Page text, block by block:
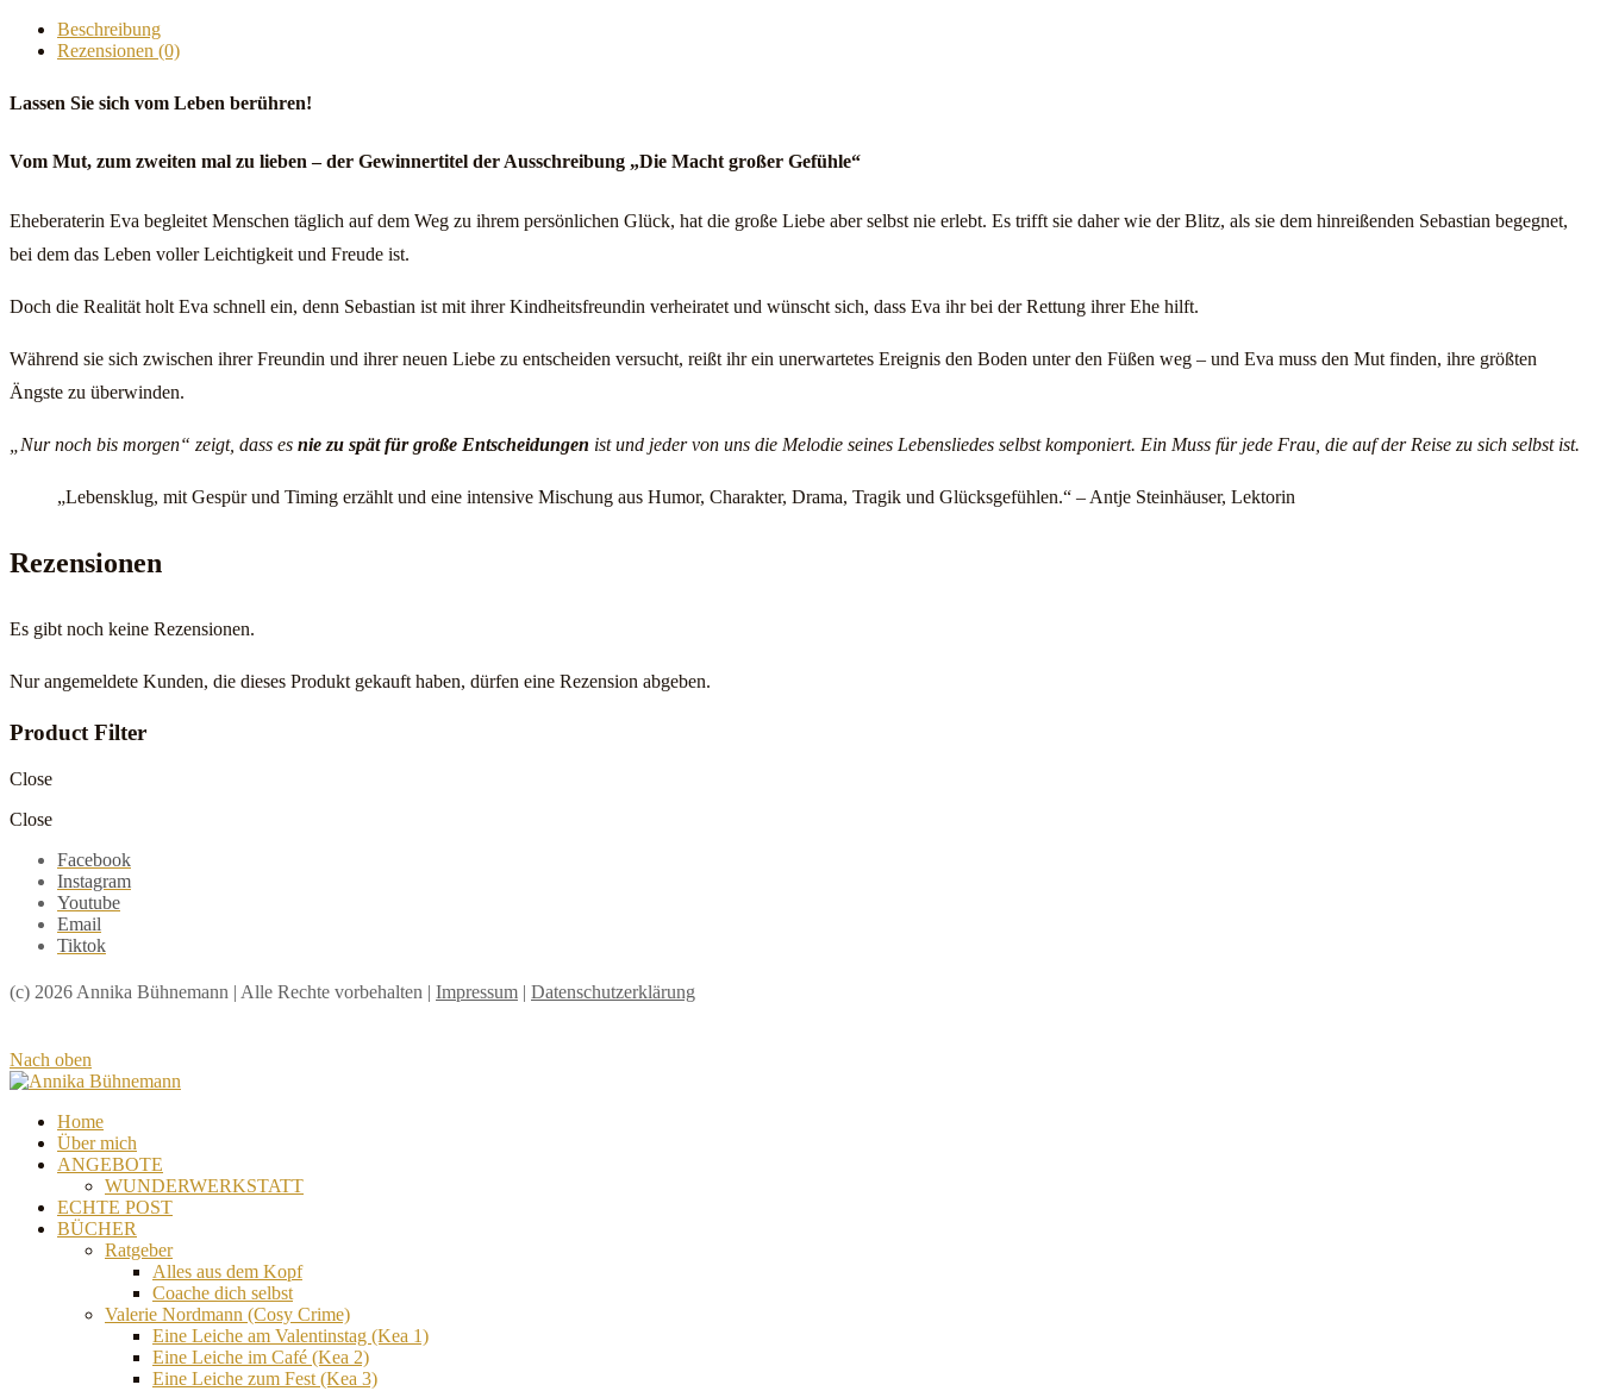
Beschreibung
Rezensionen (0)
Lassen Sie sich vom Leben berühren!
Vom Mut, zum zweiten mal zu lieben – der Gewinnertitel der Ausschreibung „Die Macht großer Gefühle“
Eheberaterin Eva begleitet Menschen täglich auf dem Weg zu ihrem persönlichen Glück, hat die große Liebe aber selbst nie erlebt. Es trifft sie daher wie der Blitz, als sie dem hinreißenden Sebastian begegnet,
bei dem das Leben voller Leichtigkeit und Freude ist.
Doch die Realität holt Eva schnell ein, denn Sebastian ist mit ihrer Kindheitsfreundin verheiratet und wünscht sich, dass Eva ihr bei der Rettung ihrer Ehe hilft.
Während sie sich zwischen ihrer Freundin und ihrer neuen Liebe zu entscheiden versucht, reißt ihr ein unerwartetes Ereignis den Boden unter den Füßen weg – und Eva muss den Mut finden, ihre größten
Ängste zu überwinden.
„Nur noch bis morgen“ zeigt, dass es nie zu spät für große Entscheidungen ist und jeder von uns die Melodie seines Lebensliedes selbst komponiert. Ein Muss für jede Frau, die auf der Reise zu sich selbst ist.
„Lebensklug, mit Gespür und Timing erzählt und eine intensive Mischung aus Humor, Charakter, Drama, Tragik und Glücksgefühlen.“ – Antje Steinhäuser, Lektorin
Rezensionen
Es gibt noch keine Rezensionen.
Nur angemeldete Kunden, die dieses Produkt gekauft haben, dürfen eine Rezension abgeben.
Product Filter
Close
Close
Facebook
Instagram
Youtube
Email
Tiktok
(c) 2026 Annika Bühnemann | Alle Rechte vorbehalten | Impressum | Datenschutzerklärung
Nach oben
Home
Über mich
ANGEBOTE
WUNDERWERKSTATT
ECHTE POST
BÜCHER
Ratgeber
Alles aus dem Kopf
Coache dich selbst
Valerie Nordmann (Cosy Crime)
Eine Leiche am Valentinstag (Kea 1)
Eine Leiche im Café (Kea 2)
Eine Leiche zum Fest (Kea 3)